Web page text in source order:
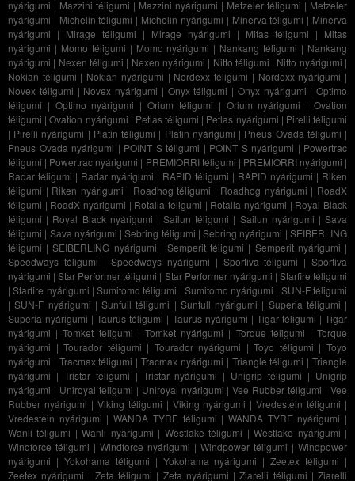
nyárigumi | Mazzini téligumi | Mazzini nyárigumi | Metzeler téligumi | Metzeler
nyárigumi | Michelin téligumi | Michelin nyárigumi | Minerva téligumi | Minerva
nyárigumi | Mirage téligumi | Mirage nyárigumi | Mitas téligumi | Mitas
nyárigumi | Momo téligumi | Momo nyárigumi | Nankang téligumi | Nankang
nyárigumi | Nexen téligumi | Nexen nyárigumi | Nitto téligumi | Nitto nyárigumi |
Nokian téligumi | Nokian nyárigumi | Nordexx téligumi | Nordexx nyárigumi |
Novex téligumi | Novex nyárigumi | Onyx téligumi | Onyx nyárigumi | Optimo
téligumi | Optimo nyárigumi |Orium téligumi | Orium nyárigumi |Ovation
téligumi |Ovation nyárigumi | Petlas téligumi | Petlas nyárigumi | Pirelli téligumi
| Pirelli nyárigumi | Platin téligumi | Platin nyárigumi | Pneus Ovada téligumi |
Pneus Ovada nyárigumi | POINT S téligumi | POINT S nyárigumi | Powertrac
téligumi | Powertrac nyárigumi | PREMIORRI téligumi | PREMIORRI nyárigumi |
Radar téligumi | Radar nyárigumi | RAPID téligumi | RAPID nyárigumi | Riken
téligumi | Riken nyárigumi | Roadhog téligumi | Roadhog nyárigumi | RoadX
téligumi | RoadX nyárigumi | Rotalla téligumi | Rotalla nyárigumi | Royal Black
téligumi | Royal Black nyárigumi |Sailun téligumi | Sailun nyárigumi |Sava
téligumi | Sava nyárigumi |Sebring téligumi |Sebring nyárigumi |SEIBERLING
téligumi |SEIBERLING nyárigumi |Semperit téligumi | Semperit nyárigumi |
Speedways téligumi |Speedways nyárigumi | Sportiva téligumi |Sportiva
nyárigumi |Star Performer téligumi | Star Performer nyárigumi | Starfire téligumi
|Starfire nyárigumi |Sumitomo téligumi | Sumitomo nyárigumi | SUN-F téligumi
|SUN-F nyárigumi | Sunfull téligumi | Sunfull nyárigumi | Superia téligumi |
Superia nyárigumi |Taurus téligumi | Taurus nyárigumi | Tigar téligumi |Tigar
nyárigumi |Tomket téligumi | Tomket nyárigumi | Torque téligumi |Torque
nyárigumi |Tourador téligumi | Tourador nyárigumi |Toyo téligumi |Toyo
nyárigumi | Tracmax téligumi |Tracmax nyárigumi | Triangle téligumi |Triangle
nyárigumi | Tristar téligumi | Tristar nyárigumi | Unigrip téligumi | Unigrip
nyárigumi | Uniroyal téligumi | Uniroyal nyárigumi |Vee Rubber téligumi |Vee
Rubber nyárigumi | Viking téligumi | Viking nyárigumi |Vredestein téligumi |
Vredestein nyárigumi |WANDA TYRE téligumi | WANDA TYRE nyárigumi |
Wanli téligumi |Wanli nyárigumi | Westlake téligumi |Westlake nyárigumi |
Windforce téligumi | Windforce nyárigumi | Windpower téligumi | Windpower
nyárigumi | Yokohama téligumi | Yokohama nyárigumi |Zeetex téligumi |
Zeetex nyárigumi | Zeta téligumi | Zeta nyárigumi |Ziarelli téligumi | Ziarelli